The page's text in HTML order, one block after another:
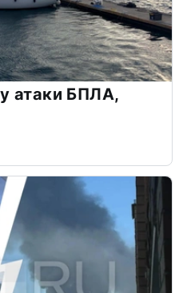
атаки БПЛА,